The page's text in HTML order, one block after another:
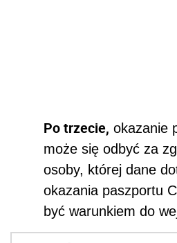
Po trzecie, okazanie
może się odbyć za
osoby, której dane
okazania paszportu
być warunkiem do